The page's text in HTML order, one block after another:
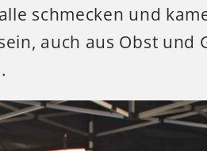
schmecken und
auch aus Obst und